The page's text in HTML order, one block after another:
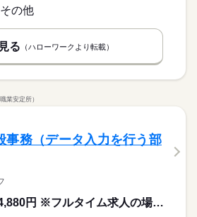
の他
る （ハローワークより転載）
業安定所）
事務（データ入力を行う部
194,880円〜194,880円 ※フルタイム求人の場合は月額（換算額）、パート求人の場合は時間額を表示しています。